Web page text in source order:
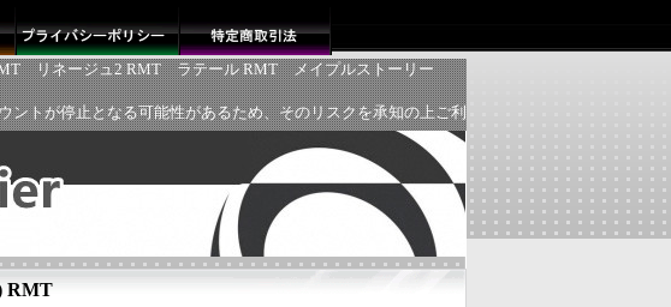
リネージュ2 RMT ラテール RMT
メイプルストーリー
トが停止となる可能性があるため、そのリスクを承知の上ご利
RMT